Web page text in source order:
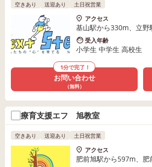
空きあり 送迎あり 土日祝営業
アクセス
基山駅から330m、立野
受入年齢
小学生 中学生 高校生
1分で完了！
お問い合わせ
（無料）
療育支援エフ 旭教室
空きあり 送迎あり 土日祝営業
アクセス
肥前旭駅から597m、